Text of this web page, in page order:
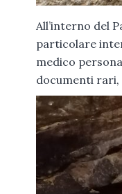
All’interno del
particolare
medico
documenti rari,